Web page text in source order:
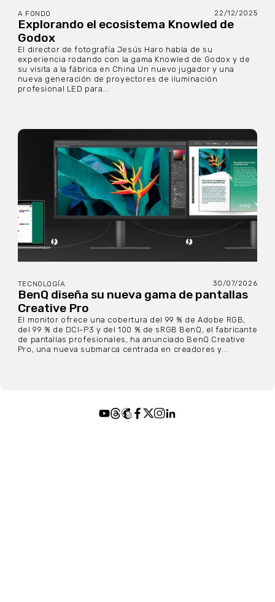
A FONDO 22/12/2025
Explorando el ecosistema Knowled de
Godox
El director de fotografía Jesús Haro habla de su
experiencia rodando con la gama Knowled de Godox y de
su visita a la fábrica en China Un nuevo jugador y una
nueva generación de proyectores de iluminación
profesional LED para...
TECNOLOGÍA 30/07/2026
BenQ diseña su nueva gama de pantallas
Creative Pro
El monitor ofrece una cobertura del 99 % de Adobe RGB,
del 99 % de DCI-P3 y del 100 % de sRGB BenQ, el fabricante
de pantallas profesionales, ha anunciado BenQ Creative
Pro, una nueva submarca centrada en creadores y...